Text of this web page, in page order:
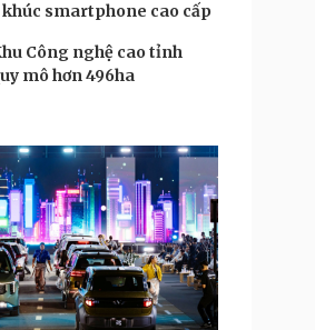
smartphone cao cấp
Công nghệ cao tỉnh
mô hơn 496ha